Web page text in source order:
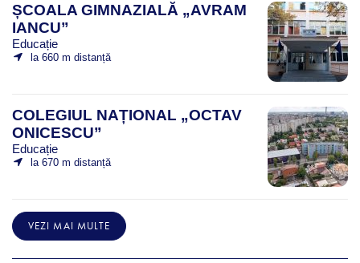
ȘCOALA GIMNAZIALĂ „AVRAM
IANCU”
Educație
la 660 m distanță
COLEGIUL NAȚIONAL „OCTAV
ONICESCU”
Educație
la 670 m distanță
VEZI MAI MULTE